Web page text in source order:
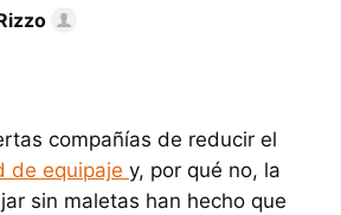
compañías de reducir el
de equipaje y, por qué no, la
sin maletas han hecho que